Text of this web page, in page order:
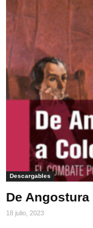
Descargables
De
18 julio, 2023